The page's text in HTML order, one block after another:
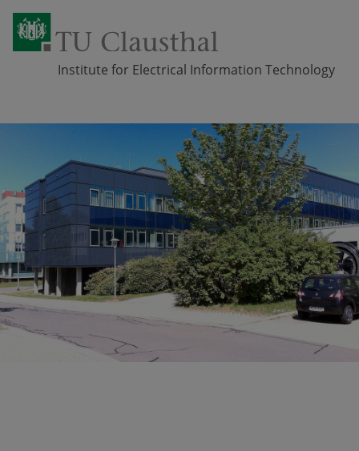
Institute for Electrical Information Technology